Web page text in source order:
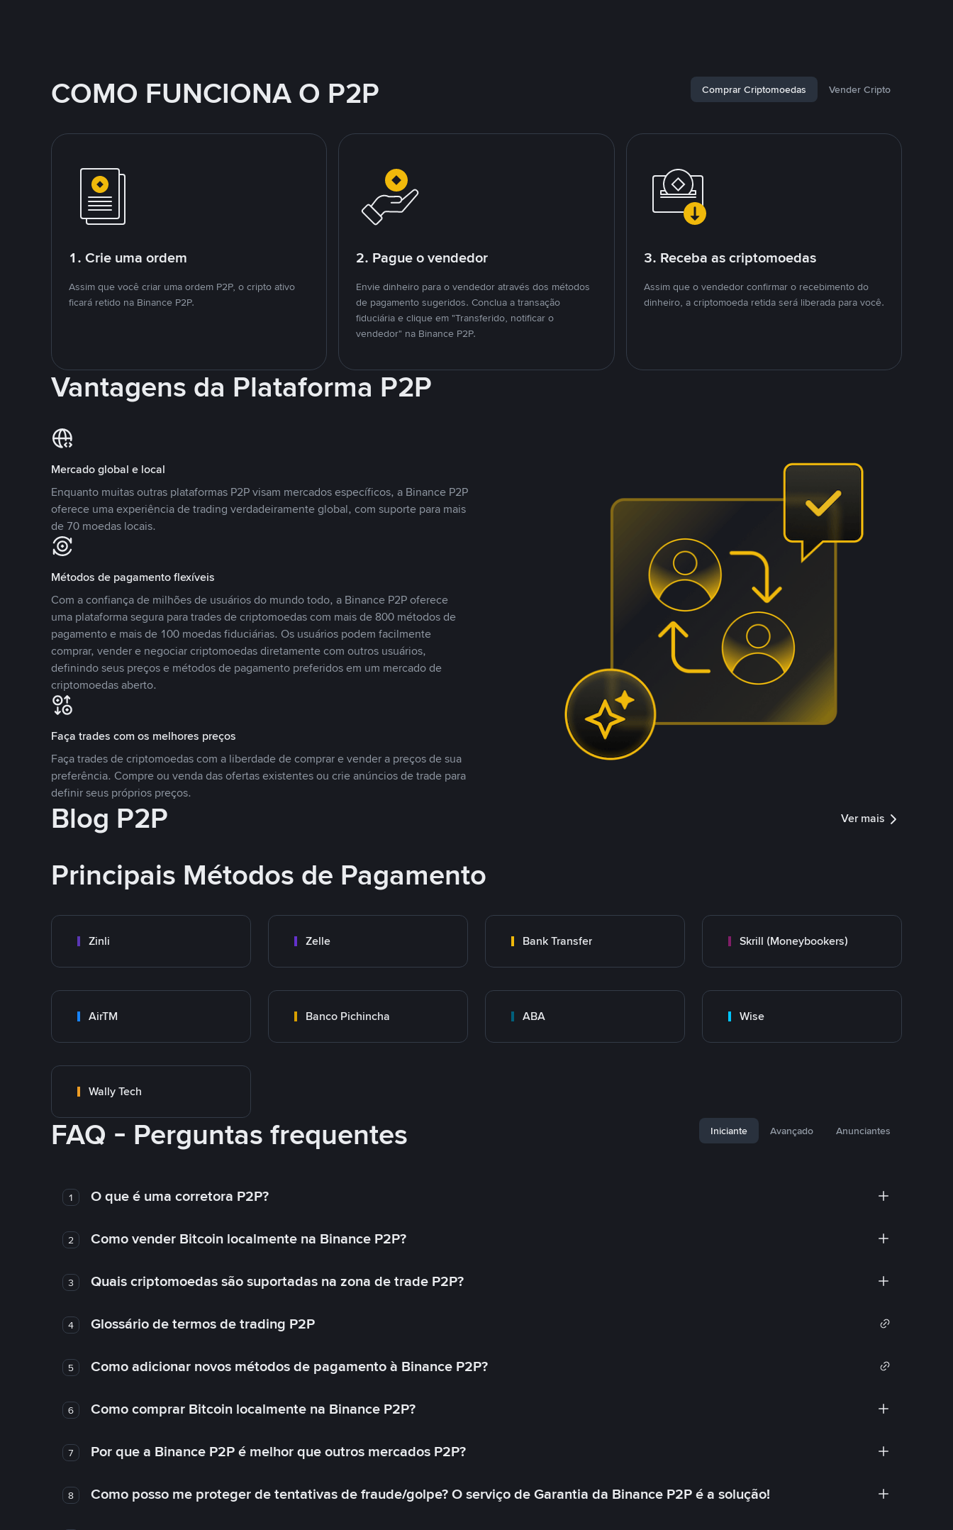
COMO FUNCIONA O P2P Comprar Criptomoedas Vender Cripto
1. Crie uma ordem
Assim que você criar uma ordem P2P, o cripto ativo
ficará retido na Binance P2P.
2. Pague o vendedor
Envie dinheiro para o vendedor através dos métodos
de pagamento sugeridos. Conclua a transação
fiduciária e clique em "Transferido, notificar o
vendedor" na Binance P2P.
3. Receba as criptomoedas
Assim que o vendedor confirmar o recebimento do
dinheiro, a criptomoeda retida será liberada para você.
Vantagens da Plataforma P2P
Mercado global e local
Enquanto muitas outras plataformas P2P visam mercados específicos, a Binance P2P
oferece uma experiência de trading verdadeiramente global, com suporte para mais
de 70 moedas locais.
Métodos de pagamento flexíveis
Com a confiança de milhões de usuários do mundo todo, a Binance P2P oferece
uma plataforma segura para trades de criptomoedas com mais de 800 métodos de
pagamento e mais de 100 moedas fiduciárias. Os usuários podem facilmente
comprar, vender e negociar criptomoedas diretamente com outros usuários,
definindo seus preços e métodos de pagamento preferidos em um mercado de
criptomoedas aberto.
Faça trades com os melhores preços
Faça trades de criptomoedas com a liberdade de comprar e vender a preços de sua
preferência. Compre ou venda das ofertas existentes ou crie anúncios de trade para
definir seus próprios preços.
Blog P2P Ver mais
Principais Métodos de Pagamento
Zinli Zelle Bank Transfer Skrill (Moneybookers)
AirTM Banco Pichincha ABA Wise
Wally Tech
FAQ - Perguntas frequentes Iniciante Avançado Anunciantes
1 O que é uma corretora P2P?
2 Como vender Bitcoin localmente na Binance P2P?
3 Quais criptomoedas são suportadas na zona de trade P2P?
4 Glossário de termos de trading P2P
5 Como adicionar novos métodos de pagamento à Binance P2P?
6 Como comprar Bitcoin localmente na Binance P2P?
7 Por que a Binance P2P é melhor que outros mercados P2P?
8 Como posso me proteger de tentativas de fraude/golpe? O serviço de Garantia da Binance P2P é a solução!